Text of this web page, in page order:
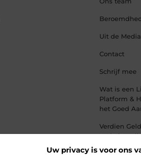
Uw privacy is voor ons
Uit de Media
Contact
Schrijf mee
Wat is een
Platform &
het Goed
Verdien
Website:
moet